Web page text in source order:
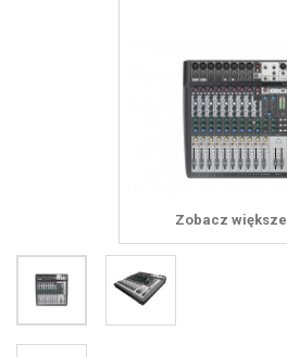
Zobacz większe